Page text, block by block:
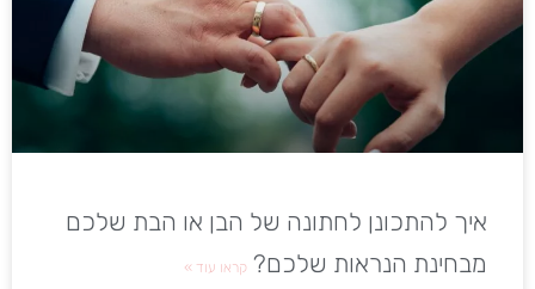
איך להתכונן לחתונה של הבן או הבת שלכם
מבחינת הנראות שלכם? קראו עוד »